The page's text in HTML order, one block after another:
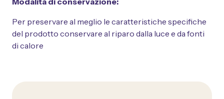
Per preservare al meglio le caratteristiche specifiche
del prodotto conservare al riparo dalla luce e da fonti
di calore